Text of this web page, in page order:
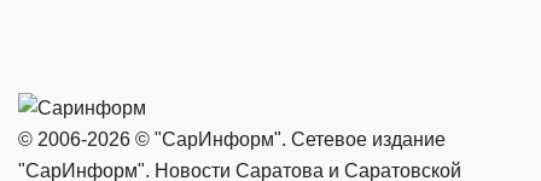
© 2006-2026 © "СарИнформ". Сетевое издание
"СарИнформ". Новости Саратова и Саратовской